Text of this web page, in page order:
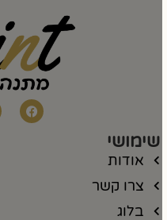
שימושי
אודות
צרו קשר
בלוג